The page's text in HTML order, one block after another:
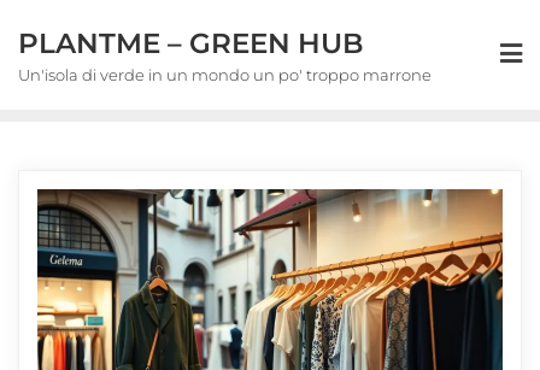
content
PLANTME – GREEN HUB
Un'isola di verde in un mondo un po' troppo marrone